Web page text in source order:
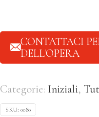
CONTATTACI
DELL'OPERA
Categorie: Iniziali,
SKU: 0080